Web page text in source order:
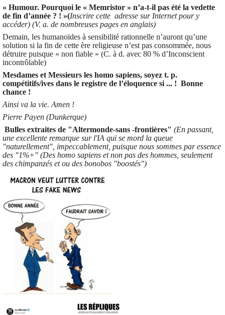
« Humour. Pourquoi le « Memristor » n’a-t-il pas été la vedette
de fin d’année ? ! »(Inscrire cette adresse sur Internet pour y
accéder) (V. a. de nombreuses pages en anglais)
Demain, les humanoïdes à sensibilité rationnelle n’auront qu’une
solution si la fin de cette ère religieuse n’est pas consommée, nous
détruire puisque « non fiable » (C. à d. avec 80 % d’Inconscient
incontrôlable)
Mesdames et Messieurs les homo sapiens, soyez t. p.
compétitifs/ives dans le registre de l’éloquence si ... ! Bonne
chance !
Ainsi va la vie. Amen !
Pierre Payen (Dunkerque)
Bulles extraites de "Altermonde-sans -frontières" (En passant,
une excellente remarque sur l'IA qui se mord la queue
"naturellement", impeccablement, puisque nous sommes par essence
des "1%+" (Des homo sapiens et non pas des hommes, seulement
des chimpanzés et ou des bonobos "boostés")